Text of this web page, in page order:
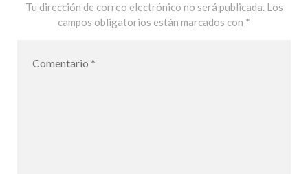
Tu dirección de correo electrónico no será publicada. Los
campos obligatorios están marcados con *